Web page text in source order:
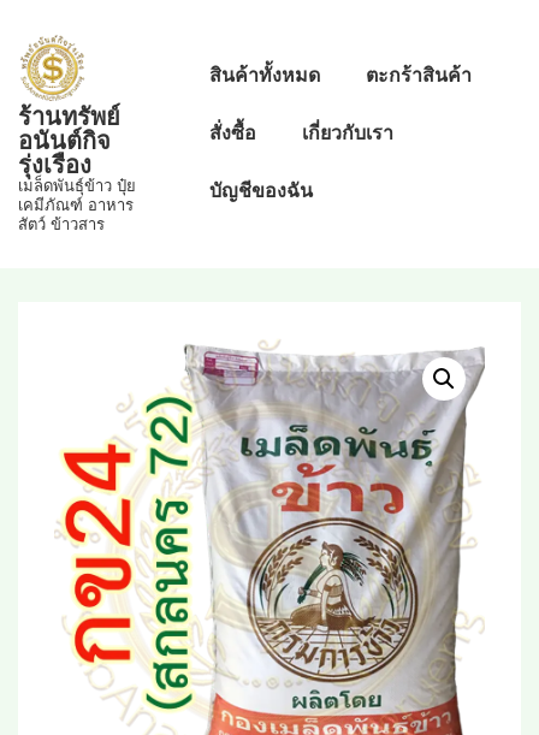
Skip
Main
Content
ร้านทรัพย์
อนันต์กิจ
รุ่งเรือง
เมล็ดพันธุ์ข้าว ปุ๋ย
เคมีภัณฑ์ อาหาร
สัตว์ ข้าวสาร
Main
สินค้าทั้งหมด ตะกร้าสินค้า
สั่งซื้อ เกี่ยวกับเรา
บัญชีของฉัน